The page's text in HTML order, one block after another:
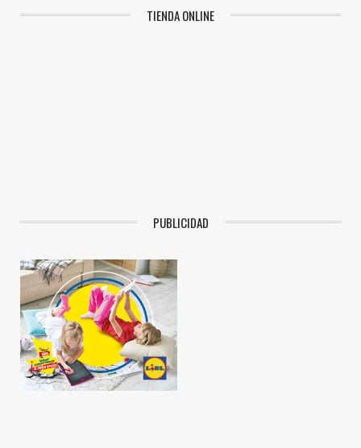
TIENDA ONLINE
PUBLICIDAD